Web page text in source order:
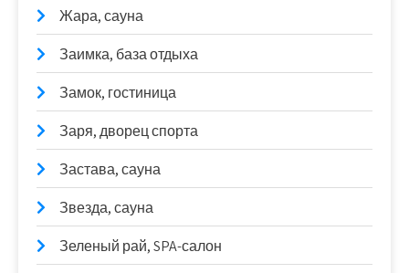
Жара, сауна
Заимка, база отдыха
Замок, гостиница
Заря, дворец спорта
Застава, сауна
Звезда, сауна
Зеленый рай, SPA-салон